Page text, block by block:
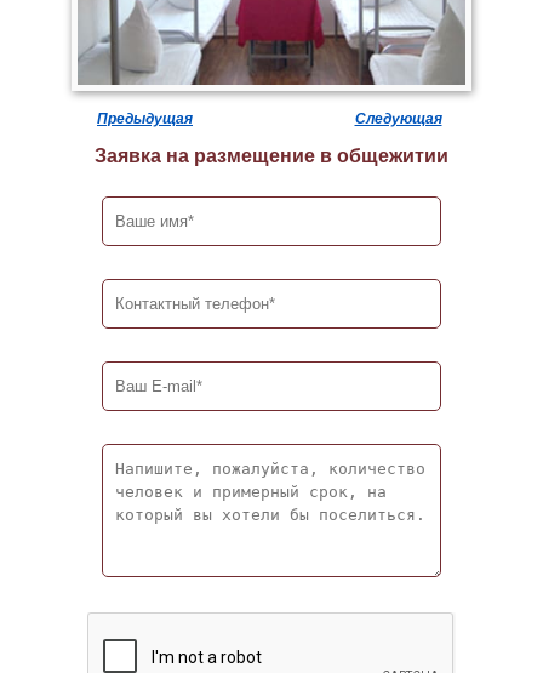
Предыдущая Следующая
Заявка на размещение в общежитии